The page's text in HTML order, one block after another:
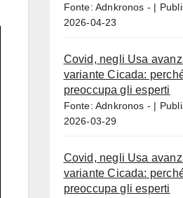
Fonte: Adnkronos -
2026-04-23
Covid, negli Usa
variante Cicada:
preoccupa gli esperti
Fonte: Adnkronos -
2026-03-29
Covid, negli Usa
variante Cicada:
preoccupa gli esperti